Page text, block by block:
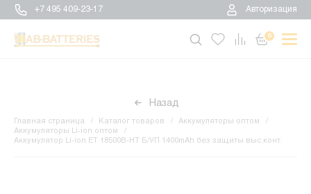
+7 495 409-23-17 Авторизация
0
Назад
Главная страница Каталог товаров
Аккумуляторы оптом
Аккумуляторы Li-ion оптом
Аккумулятор Li-ion ET 18500B-HT Б/УП 1400mAh без защиты выс.конт.